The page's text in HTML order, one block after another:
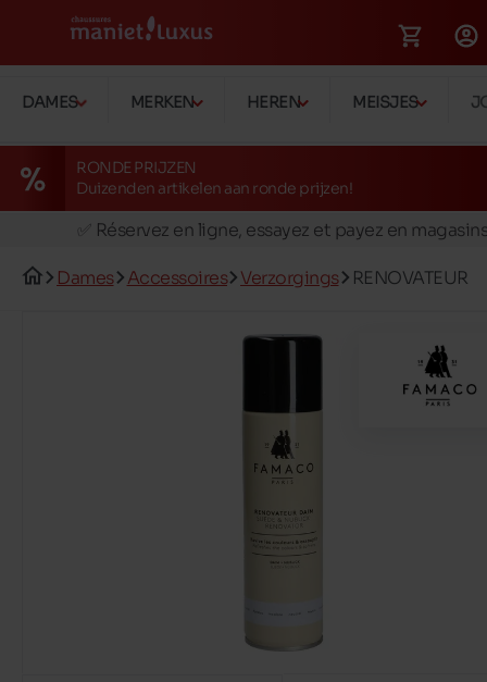
DAMES MERKEN HEREN MEISJES
RONDE PRIJZEN
Duizenden artikelen aan ronde prijzen!
🚛 Livraison gratuite en magasins
✅ Réservez en ligne, essayez et payez en
Dames Accessoires Verzorgings RENOVATEUR